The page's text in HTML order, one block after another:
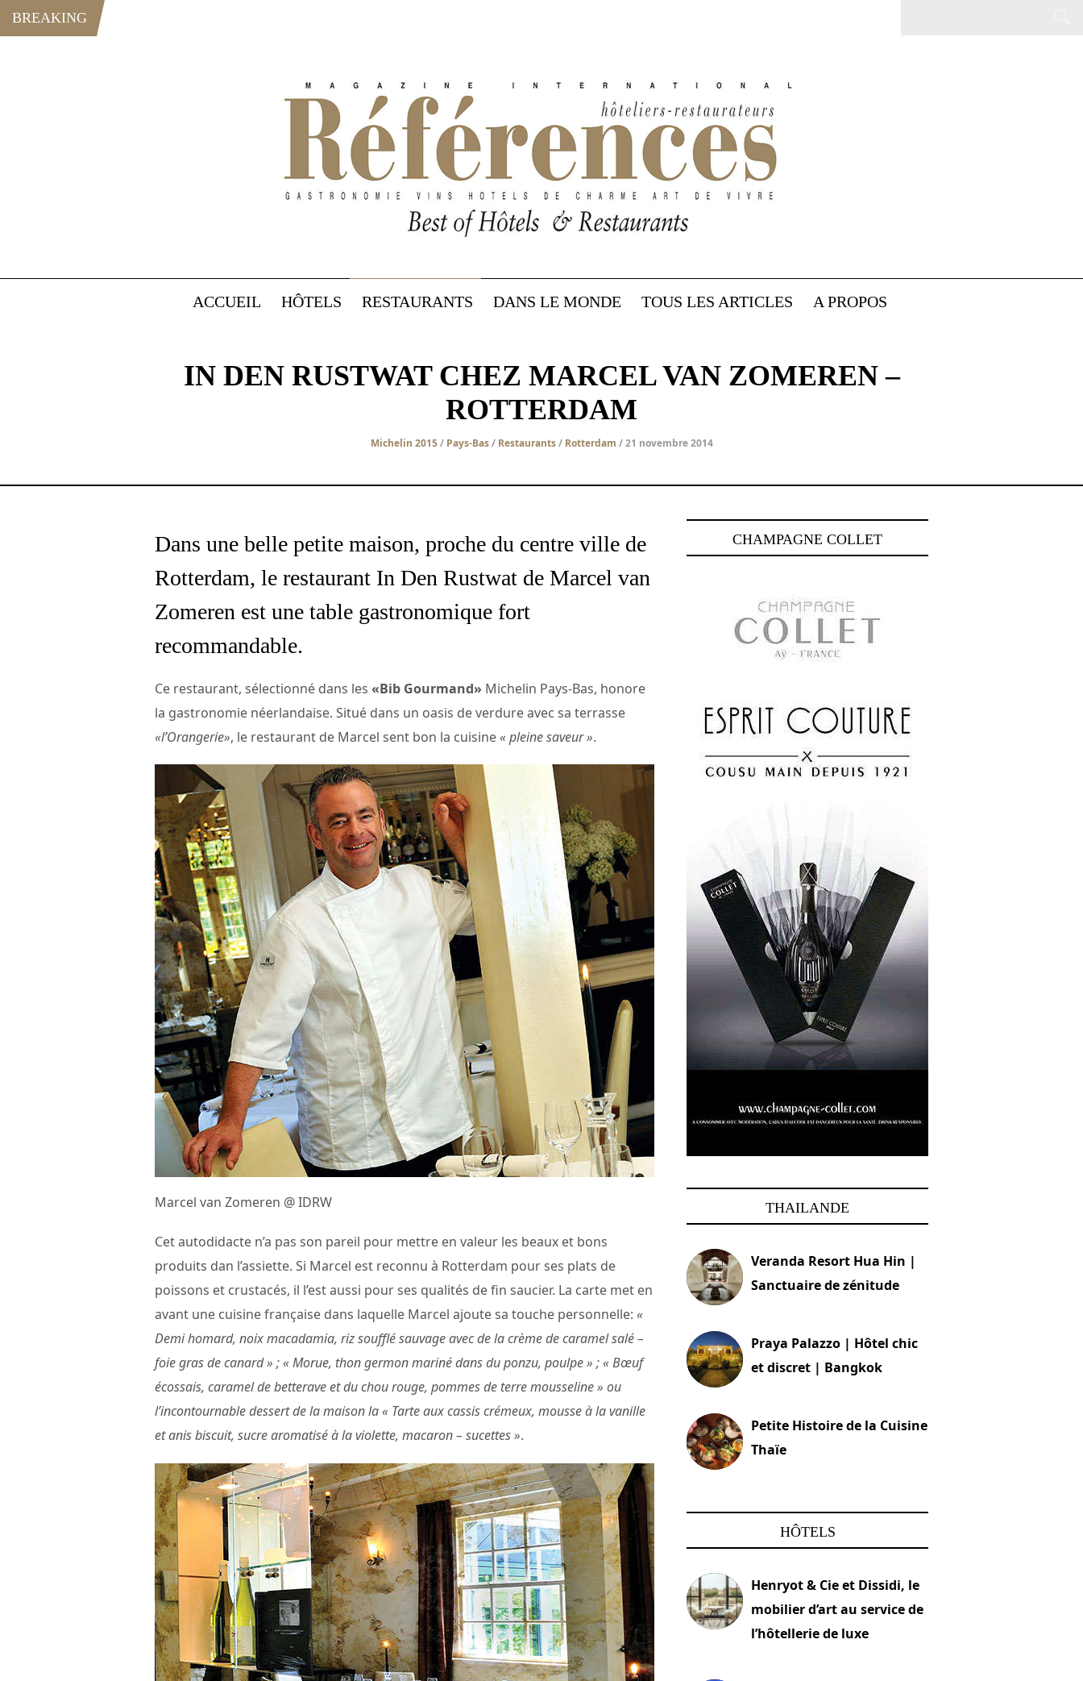
BREAKING
ACCUEIL HÔTELS RESTAURANTS DANS LE MONDE TOUS LES ARTICLES A PROPOS
IN DEN RUSTWAT CHEZ MARCEL VAN ZOMEREN –
ROTTERDAM
Michelin 2015/ Pays-Bas/ Restaurants/ Rotterdam / 21 novembre 2014
Dans une belle petite maison, proche du centre ville de
Rotterdam, le restaurant In Den Rustwat de Marcel van
Zomeren est une table gastronomique fort
recommandable.
Ce restaurant, sélectionné dans les «Bib Gourmand» Michelin Pays-Bas, honore
la gastronomie néerlandaise. Situé dans un oasis de verdure avec sa terrasse
«l’Orangerie», le restaurant de Marcel sent bon la cuisine« pleine saveur ».
Marcel van Zomeren @ IDRW
Cet autodidacte n’a pas son pareil pour mettre en valeur les beaux et bons
produits dan l’assiette. Si Marcel est reconnu à Rotterdam pour ses plats de
poissons et crustacés, il l’est aussi pour ses qualités de fin saucier. La carte met en
avant une cuisine française dans laquelle Marcel ajoute sa touche personnelle: «
Demi homard, noix macadamia, riz soufflé sauvage avec de la crème de caramel salé –
foie gras de canard » ; « Morue, thon germon mariné dans du ponzu, poulpe » ; « Bœuf
écossais, caramel de betterave et du chou rouge, pommes de terre mousseline » ou
l’incontournable dessert de la maison la « Tarte aux cassis crémeux, mousse à la vanille
et anis biscuit, sucre aromatisé à la violette, macaron – sucettes ».
CHAMPAGNE COLLET
THAILANDE
Veranda Resort Hua Hin |
Sanctuaire de zénitude
Praya Palazzo | Hôtel chic
et discret | Bangkok
Petite Histoire de la Cuisine
Thaïe
HÔTELS
Henryot & Cie et Dissidi, le
mobilier d’art au service de
l’hôtellerie de luxe